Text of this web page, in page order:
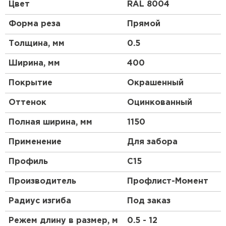
который подходит не только для отделки зданий,
домов. Проще говоря, профлист С-15 нужен, когда
жесткости марки С8 недостаточно для
строительства надежной конструкции, а марка
С20 и, тем более, С21 избыточно прочна.
Преимущества и недостатки
К основным достоинствам металлопрофильных
листов для сооружения заборов относят:
Доступная цена. Установка большого забора
не потребует много средств.
Поверхность листа имеет защитное покрытие,
которое предупреждает коррозию,
выцветание.
Продолжительный срок службы – до 50 лет.
Цвет RAL 8004
Форма реза Прямой
Толщина, мм 0.5
Ширина, мм 400
Покрытие Окрашенный
Оттенок Оцинкованный
Полная ширина, мм 1150
Применение Для забора
Профиль C15
Производитель Профлист-Момент
Радиус изгиба Под заказ
Режем длину в размер, м 0.5 - 12